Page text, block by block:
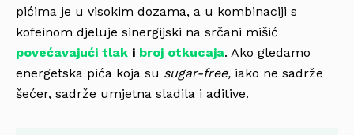
pićima je u visokim dozama, a u kombinaciji s
kofeinom djeluje sinergijski na srčani mišić
povećavajući tlak i broj otkucaja. Ako gledamo
energetska pića koja su sugar-free, iako ne sadrže
šećer, sadrže umjetna sladila i aditive.